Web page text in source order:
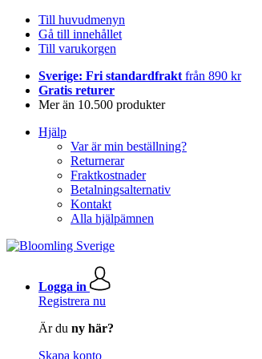
Till huvudmenyn
Gå till innehållet
Till varukorgen
Sverige: Fri standardfrakt från 890 kr
Gratis returer
Mer än 10.500 produkter
Hjälp
Var är min beställning?
Returnerar
Fraktkostnader
Betalningsalternativ
Kontakt
Alla hjälpämnen
Logga in
Registrera nu
Är du ny här?
Skapa konto